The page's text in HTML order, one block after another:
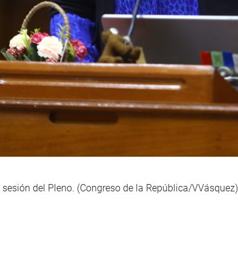
del Pleno. (Congreso de la República/VVásquez)